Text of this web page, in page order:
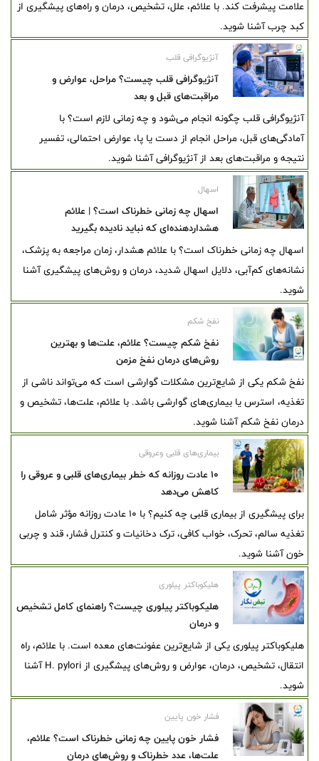
علامت پیشرفت کند. با علائم، علل، تشخیص، درمان و راه‌های پیشگیری از
کبد چرب آشنا شوید.
آنژیوگرافی قلب
آنژیوگرافی قلب چیست؟ مراحل، عوارض و
مراقبت‌های قبل و بعد
آنژیوگرافی قلب چگونه انجام می‌شود و چه زمانی لازم است؟ با
آمادگی‌های قبل، مراحل انجام از دست یا پا، عوارض احتمالی، تفسیر
نتیجه و مراقبت‌های بعد از آنژیوگرافی آشنا شوید.
اسهال
اسهال چه زمانی خطرناک است؟ | علائم
هشداردهنده‌ای که نباید نادیده بگیرید
اسهال چه زمانی خطرناک است؟ با علائم هشدار، زمان مراجعه به پزشک،
نشانه‌های کم‌آبی، دلایل اسهال شدید، درمان و روش‌های پیشگیری آشنا
شوید.
نفخ شکم
نفخ شکم چیست؟ علائم، علت‌ها و بهترین
روش‌های درمان نفخ مزمن
نفخ شکم یکی از شایع‌ترین مشکلات گوارشی است که می‌تواند ناشی از
تغذیه، استرس یا بیماری‌های گوارشی باشد. با علائم، علت‌ها، تشخیص و
درمان نفخ شکم آشنا شوید.
بیماری‌های قلبی وعروقی
۱۰ عادت روزانه که خطر بیماری‌های قلبی و عروقی را
کاهش می‌دهد
برای پیشگیری از بیماری قلبی چه کنیم؟ با ۱۰ عادت روزانه مؤثر شامل
تغذیه سالم، تحرک، خواب کافی، ترک دخانیات و کنترل فشار، قند و چربی
خون آشنا شوید.
هلیکوباکتر پیلوری
هلیکوباکتر پیلوری چیست؟ راهنمای کامل تشخیص
و درمان
هلیکوباکتر پیلوری یکی از شایع‌ترین عفونت‌های معده است. با علائم، راه
انتقال، تشخیص، درمان، عوارض و روش‌های پیشگیری از H. pylori آشنا
شوید.
فشار خون پایین
فشار خون پایین چه زمانی خطرناک است؟ علائم،
علت‌ها، عدد خطرناک و روش‌های درمان